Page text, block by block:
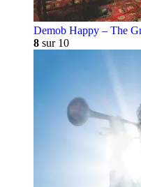
Demob Happy – The
8 sur 10